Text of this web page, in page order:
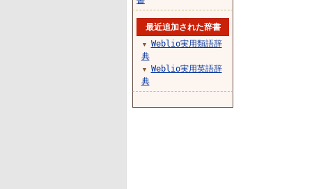
最近追加された辞書
▼
Weblio実用類語辞
典
▼
Weblio実用英語辞
典